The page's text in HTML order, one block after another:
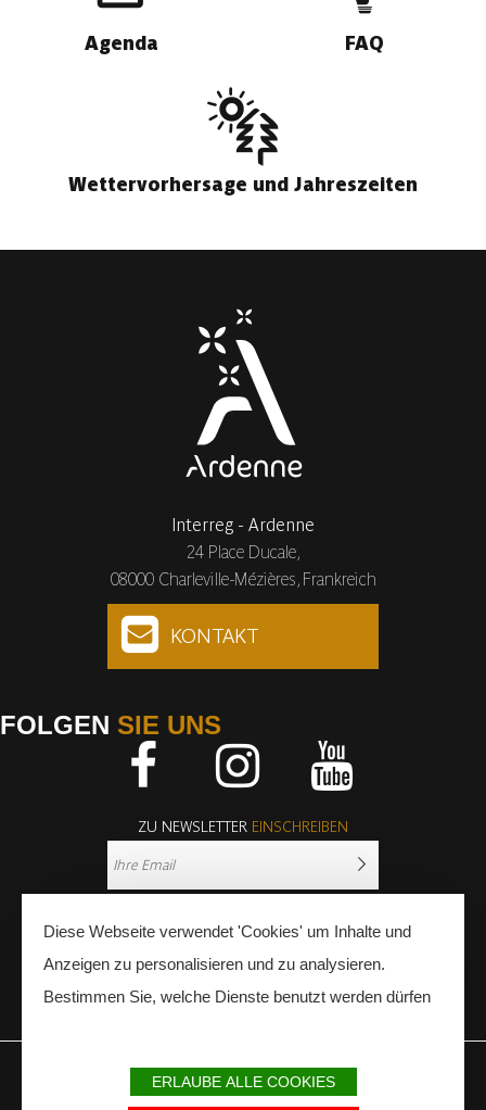
Agenda FAQ
Wettervorhersage und Jahreszeiten
Interreg - Ardenne
24 Place Ducale,
08000 Charleville-Mézières, Frankreich
KONTAKT
FOLGEN SIE UNS
ZU NEWSLETTER EINSCHREIBEN
PRESSE FACHLEUTE
Diese Webseite verwendet 'Cookies' um Inhalte und
Anzeigen zu personalisieren und zu analysieren.
Bestimmen Sie, welche Dienste benutzt werden dürfen
ERLAUBE ALLE COOKIES